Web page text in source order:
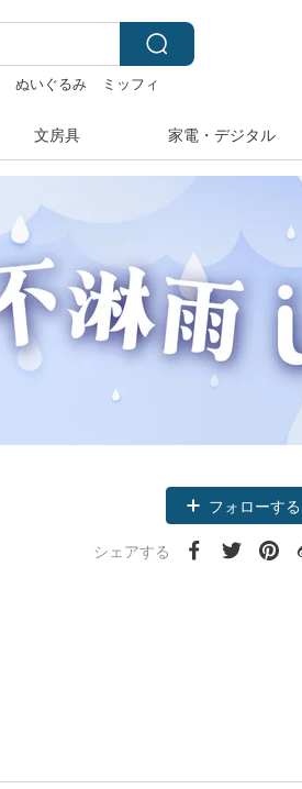
ぬいぐるみ
ミッフィ
文房具 家電・デジタル
フォローする
シェアする